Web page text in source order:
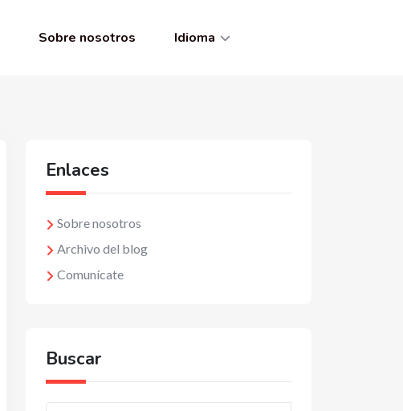
Sobre nosotros Idioma
Enlaces
Sobre nosotros
Archivo del blog
Comunícate
Buscar